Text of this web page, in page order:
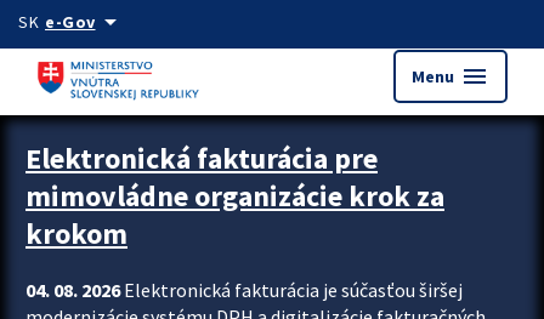
Preskocit na hlavný obsah
SK e-Govarrow_drop_down
Menu menu
Zastavit automatický posun upútavok
Elektronická fakturácia pre
mimovládne organizácie krok za
krokom
04. 08. 2026Elektronická fakturácia je súčasťou širšej